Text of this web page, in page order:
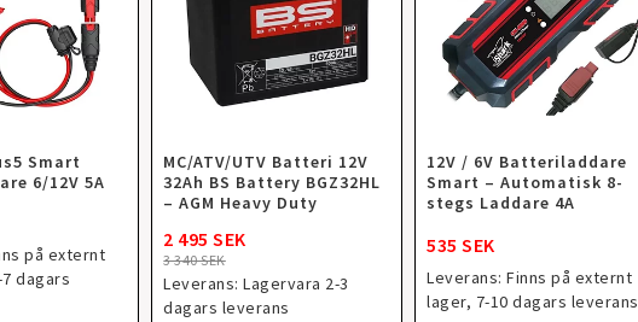
Smart
6/12V 5A
på externt
dagars
MC/ATV/UTV Batteri 12V
32Ah BS Battery BGZ32HL
– AGM Heavy Duty
3 340 SEK
2 495 SEK
Leverans:Lagervara 2-3
dagars leverans
12V / 6V Batteriladdare
Smart – Automatisk 8-
stegs Laddare 4A
535 SEK
Leverans:Finns på externt
lager, 7-10 dagars leverans